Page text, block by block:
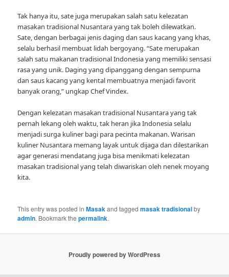
Tak hanya itu, sate juga merupakan salah satu kelezatan
masakan tradisional Nusantara yang tak boleh dilewatkan.
Sate, dengan berbagai jenis daging dan saus kacang yang khas,
selalu berhasil membuat lidah bergoyang. “Sate merupakan
salah satu makanan tradisional Indonesia yang memiliki sensasi
rasa yang unik. Daging yang dipanggang dengan sempurna
dan saus kacang yang kental membuatnya menjadi favorit
banyak orang,” ungkap Chef Vindex.
Dengan kelezatan masakan tradisional Nusantara yang tak
pernah lekang oleh waktu, tak heran jika Indonesia selalu
menjadi surga kuliner bagi para pecinta makanan. Warisan
kuliner Nusantara memang layak untuk dijaga dan dilestarikan
agar generasi mendatang juga bisa menikmati kelezatan
masakan tradisional yang telah diwariskan oleh nenek moyang
kita.
This entry was posted inMasakand taggedmasak tradisionalby
admin. Bookmark thepermalink.
Proudly powered by WordPress